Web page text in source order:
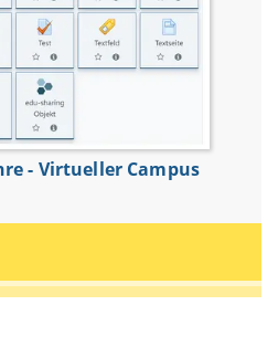
- Virtueller Campus